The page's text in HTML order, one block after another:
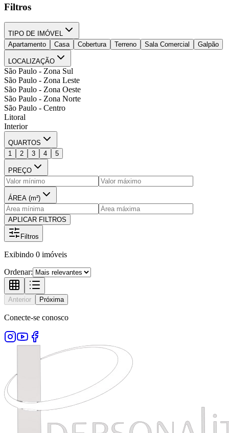
Filtros
TIPO DE IMÓVEL
Apartamento
Casa Cobertura Terreno Sala Comercial Galpão
LOCALIZAÇÃO
São Paulo - Zona Sul
São Paulo - Zona Leste
São Paulo - Zona Oeste
São Paulo - Zona Norte
São Paulo - Centro
Litoral
Interior
QUARTOS
1
2 3 4 5
PREÇO
ÁREA (m²)
APLICAR FILTROS
Filtros
Exibindo 0 imóveis
Ordenar:
Anterior Próxima
Conecte-se conosco